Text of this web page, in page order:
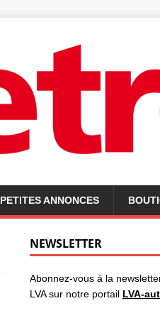
PETITES ANNONCES
NEWSLETTER
Abonnez-vous à la
LVA sur notre portail LVA-